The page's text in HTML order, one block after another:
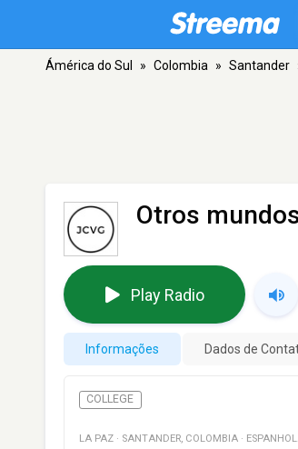
Ámérica do Sul » Colombia » Santander
Otros
Play Radio
Informações Dados de
COLLEGE
LA PAZ · SANTANDER, COLOMBIA ·